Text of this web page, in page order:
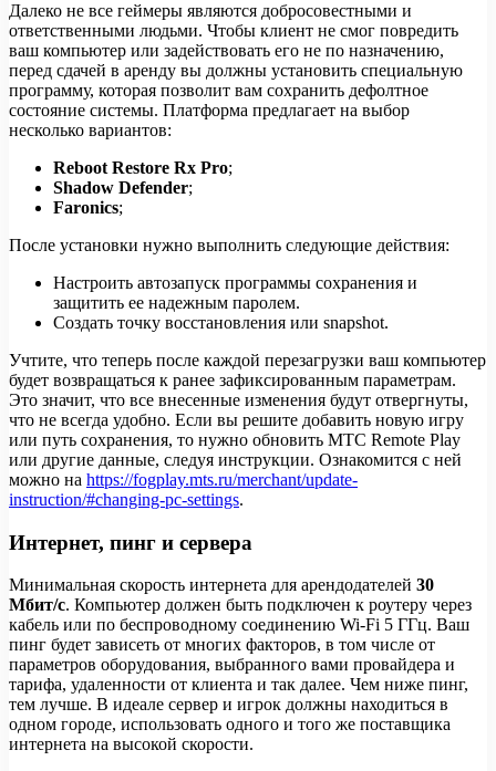
Далеко не все геймеры являются добросовестными и
ответственными людьми. Чтобы клиент не смог повредить
ваш компьютер или задействовать его не по назначению,
перед сдачей в аренду вы должны установить специальную
программу, которая позволит вам сохранить дефолтное
состояние системы. Платформа предлагает на выбор
несколько вариантов:
Reboot Restore Rx Pro;
Shadow Defender;
Faronics;
После установки нужно выполнить следующие действия:
Настроить автозапуск программы сохранения и
защитить ее надежным паролем.
Создать точку восстановления или snapshot.
Учтите, что теперь после каждой перезагрузки ваш компьютер
будет возвращаться к ранее зафиксированным параметрам.
Это значит, что все внесенные изменения будут отвергнуты,
что не всегда удобно. Если вы решите добавить новую игру
или путь сохранения, то нужно обновить МТС Remote Play
или другие данные, следуя инструкции. Ознакомится с ней
можно на https://fogplay.mts.ru/merchant/update-
instruction/#changing-pc-settings.
Интернет, пинг и сервера
Минимальная скорость интернета для арендодателей 30
Мбит/c. Компьютер должен быть подключен к роутеру через
кабель или по беспроводному соединению Wi-Fi 5 ГГц. Ваш
пинг будет зависеть от многих факторов, в том числе от
параметров оборудования, выбранного вами провайдера и
тарифа, удаленности от клиента и так далее. Чем ниже пинг,
тем лучше. В идеале сервер и игрок должны находиться в
одном городе, использовать одного и того же поставщика
интернета на высокой скорости.